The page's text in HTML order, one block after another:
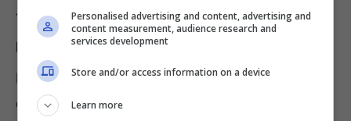
Tuttavia,non possono proporsi come
bibliotecaritutti coloro che non fanno più
parte dell’elettorato politico attivo. Stessa
cosa vale per coloro che sono stati destituiti,
Personalised advertising and content, advertising and
content measurement, audience research and
services development
Store and/or access information on a device
Learn more